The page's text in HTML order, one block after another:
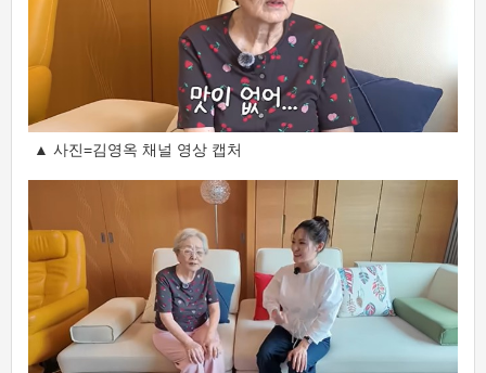
▲ 사진=김영옥 채널 영상 캡처